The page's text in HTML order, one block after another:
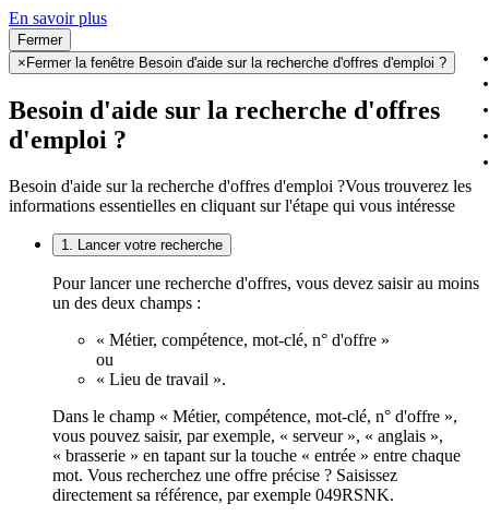
En savoir plus
Fermer
× Fermer la fenêtre Besoin d'aide sur la recherche d'offres d'emploi ?
Besoin d'aide sur la recherche d'offres
d'emploi ?
Besoin d'aide sur la recherche d'offres d'emploi ?Vous trouverez les
informations essentielles en cliquant sur l'étape qui vous intéresse
1. Lancer votre recherche
Pour lancer une recherche d'offres, vous devez saisir au moins
un des deux champs :
« Métier, compétence, mot-clé, n° d'offre »
ou
« Lieu de travail ».
Dans le champ « Métier, compétence, mot-clé, n° d'offre »,
vous pouvez saisir, par exemple, « serveur », « anglais »,
« brasserie » en tapant sur la touche « entrée » entre chaque
mot. Vous recherchez une offre précise ? Saisissez
directement sa référence, par exemple 049RSNK.